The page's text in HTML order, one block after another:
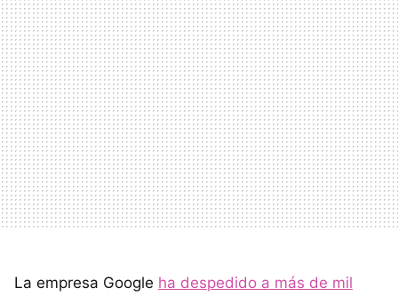
La empresa Google ha despedido a más de mil